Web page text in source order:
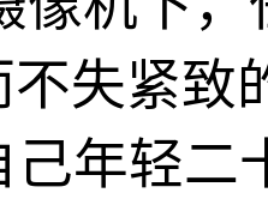
失紧致
己年轻二